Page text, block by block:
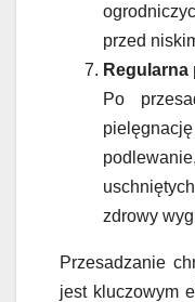
przed
Regularna
Po
zdrowy
Przesadzanie
jest kluczowym